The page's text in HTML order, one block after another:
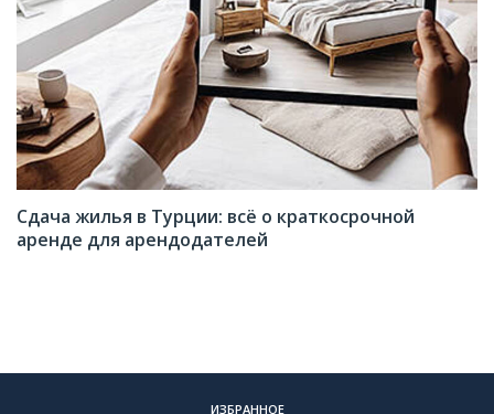
Сдача жилья в Турции: всё о краткосрочной
аренде для арендодателей
ИЗБРАННОЕ